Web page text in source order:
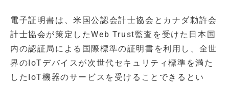
電子証明書は、米国公認会計士協会とカナダ勅許会
計士協会が策定したWeb Trust監査を受けた日本国
内の認証局による国際標準の証明書を利用し、全世
界のIoTデバイスが次世代セキュリティ標準を満た
したIoT機器のサービスを受けることできるとい